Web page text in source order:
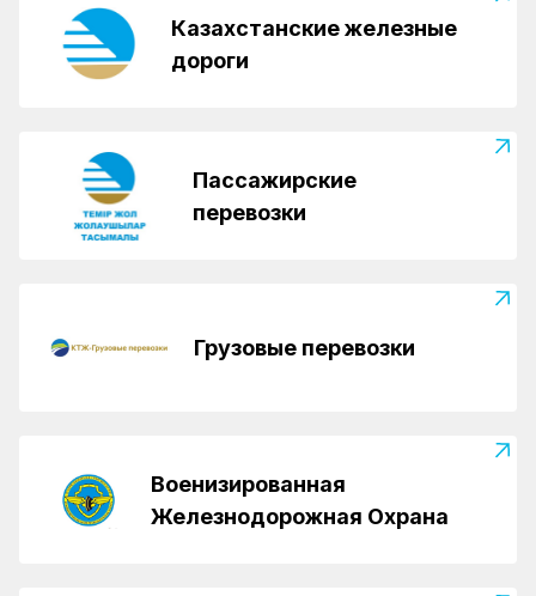
Казахстанские железные
дороги
Пассажирские
перевозки
Грузовые перевозки
Военизированная
Железнодорожная Охрана